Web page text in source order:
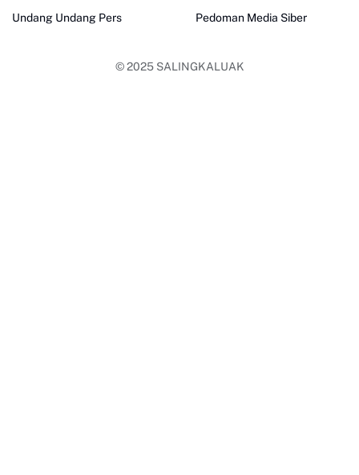
Undang Undang Pers Pedoman Media Siber
© 2025 SALINGKALUAK